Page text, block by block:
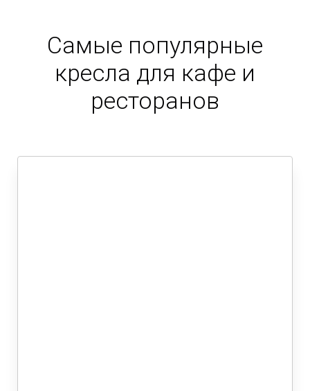
Самые популярные
кресла для кафе и
ресторанов